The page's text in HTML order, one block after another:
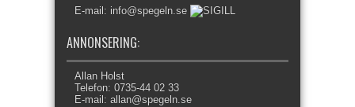
E-mail: info@spegeln.se
ANNONSERING:
Allan Holst
Telefon: 0735-44 02 33
E-mail: allan@spegeln.se